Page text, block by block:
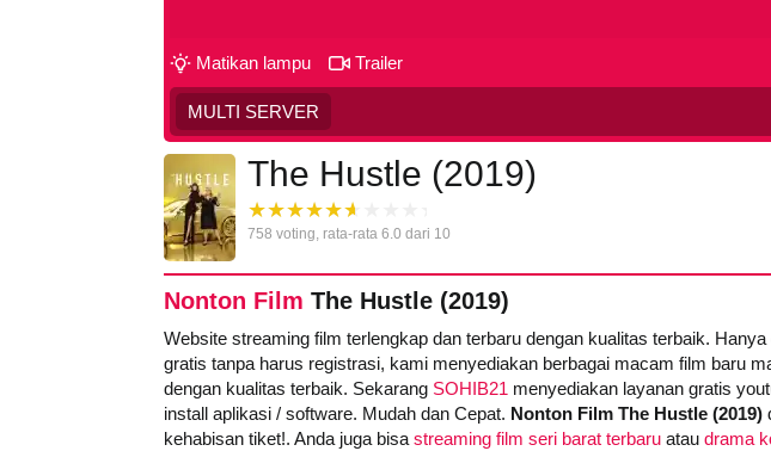
Matikan lampu Trailer
MULTI SERVER
The Hustle (2019)
758 voting, rata-rata 6.0 dari 10
Nonton Film The Hustle (2019)
Website streaming film terlengkap dan terbaru dengan kualitas terbaik. Hanya
gratis tanpa harus registrasi, kami menyediakan berbagai macam film baru
dengan kualitas terbaik. Sekarang SOHIB21 menyediakan layanan gratis
install aplikasi / software. Mudah dan Cepat. Nonton Film The Hustle (2019)
kehabisan tiket!. Anda juga bisa streaming film seri barat terbaru atau drama